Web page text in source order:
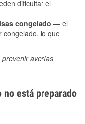
dificultar el
congelado — el
congelado, lo que
prevenir averías
no está preparado